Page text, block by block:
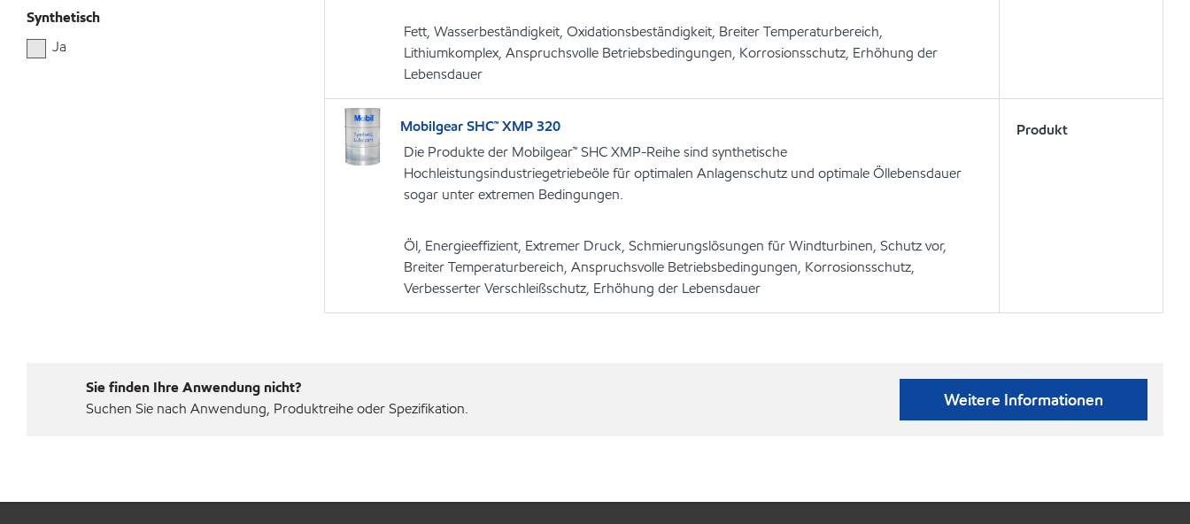
Synthetisch
Ja
Fett, Wasserbeständigkeit, Oxidationsbeständigkeit, Breiter Temperaturbereich,
Lithiumkomplex, Anspruchsvolle Betriebsbedingungen, Korrosionsschutz, Erhöhung der
Lebensdauer
Mobilgear SHC™ XMP 320
Die Produkte der Mobilgear™ SHC XMP-Reihe sind synthetische
Hochleistungsindustriegetriebeöle für optimalen Anlagenschutz und optimale Öllebensdauer
sogar unter extremen Bedingungen.
Öl, Energieeffizient, Extremer Druck, Schmierungslösungen für Windturbinen, Schutz vor,
Breiter Temperaturbereich, Anspruchsvolle Betriebsbedingungen, Korrosionsschutz,
Verbesserter Verschleißschutz, Erhöhung der Lebensdauer
Produkt
Sie finden Ihre Anwendung nicht?
Suchen Sie nach Anwendung, Produktreihe oder Spezifikation.
Weitere Informationen